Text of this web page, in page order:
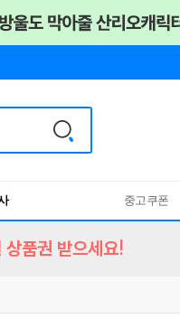
중고쿠폰
품권 받으세요!